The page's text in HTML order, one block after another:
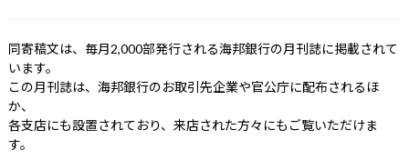
同寄稿文は、毎月2,000部発行される海邦銀行の月刊誌に掲載されて
います。
この月刊誌は、海邦銀行のお取引先企業や官公庁に配布されるほ
か、
各支店にも設置されており、来店された方々にもご覧いただけま
す。